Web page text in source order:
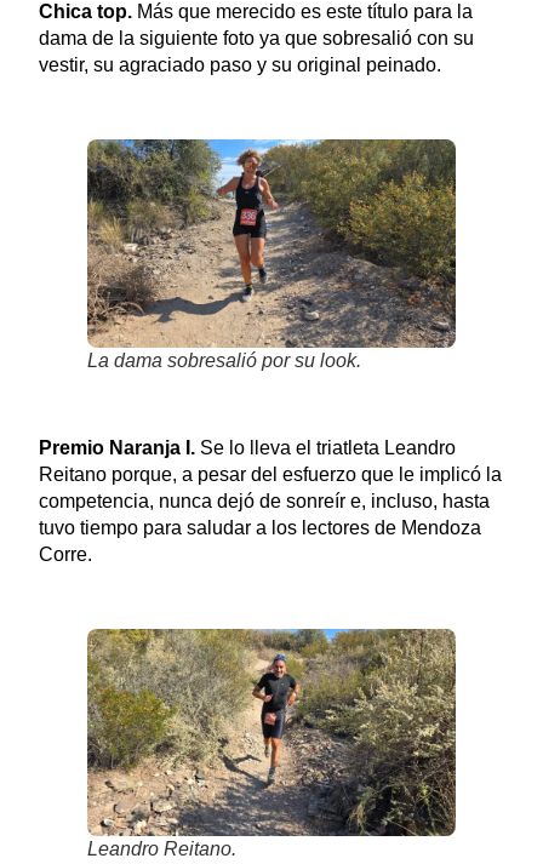
Chica top.Más que merecido es este título para la
dama de la siguiente foto ya que sobresalió con su
vestir, su agraciado paso y su original peinado.
La dama sobresalió por su look.
Premio Naranja I.Se lo lleva el triatleta Leandro
Reitano porque, a pesar del esfuerzo que le implicó la
competencia, nunca dejó de sonreír e, incluso, hasta
tuvo tiempo para saludar a los lectores de Mendoza
Corre.
Leandro Reitano.